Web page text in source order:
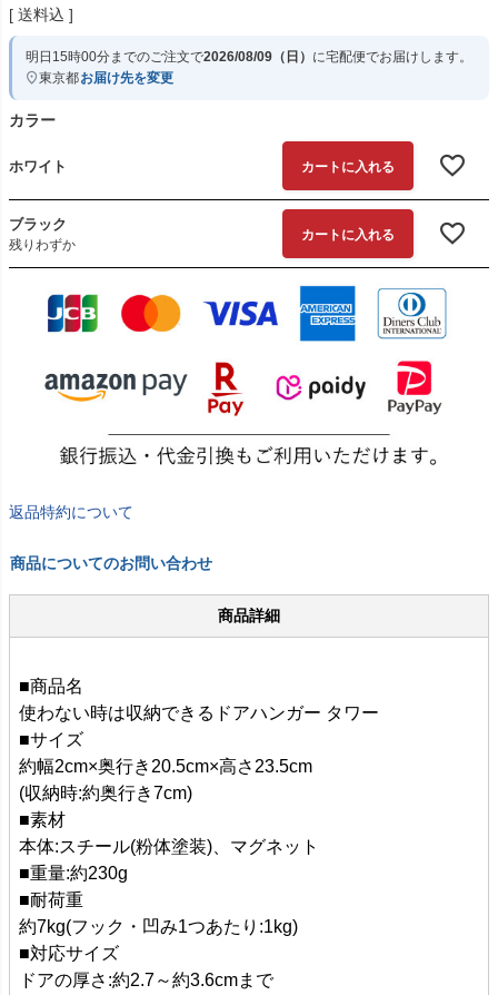
送料込
明日 15時00分までのご注文で2026/08/09（日） に宅配便でお届けします。
東京都お届け先を変更
カラー
ホワイト カートに入れる
ブラック
残りわずか
カートに入れる
返品特約について
商品についてのお問い合わせ
商品詳細
■商品名
使わない時は収納できるドアハンガー タワー
■サイズ
約幅2cm×奥行き20.5cm×高さ23.5cm
(収納時:約奥行き7cm)
■素材
本体:スチール(粉体塗装)、マグネット
■重量:約230g
■耐荷重
約7kg(フック・凹み1つあたり:1kg)
■対応サイズ
ドアの厚さ:約2.7～約3.6cmまで